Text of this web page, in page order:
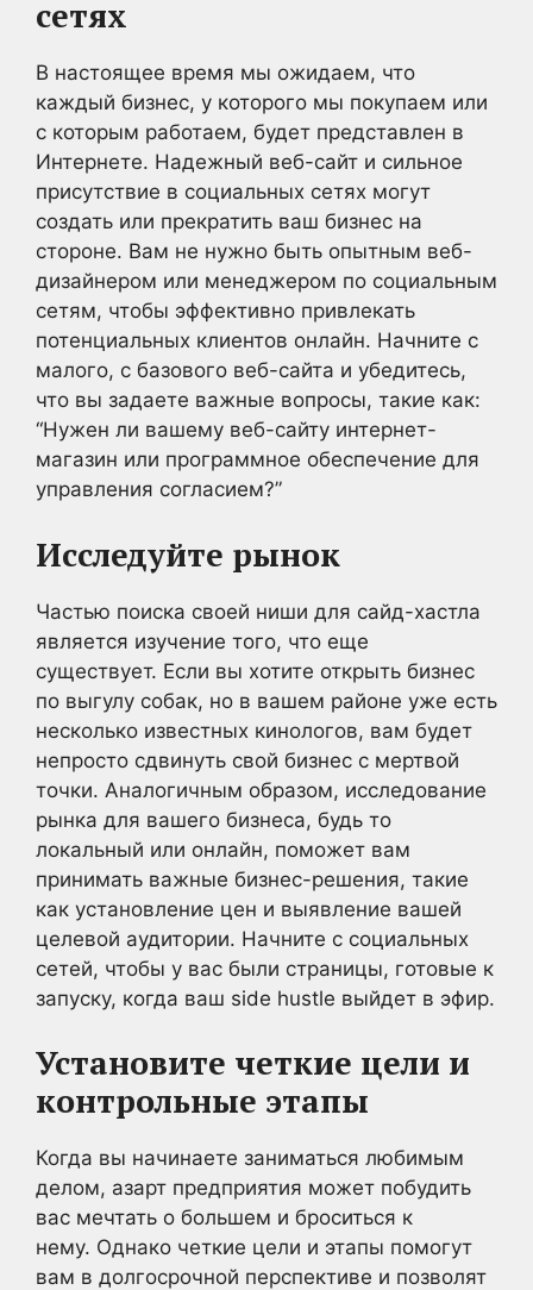
сетях
В настоящее время мы ожидаем, что
каждый бизнес, у которого мы покупаем или
с которым работаем, будет представлен в
Интернете. Надежный веб-сайт и сильное
присутствие в социальных сетях могут
создать или прекратить ваш бизнес на
стороне. Вам не нужно быть опытным веб-
дизайнером или менеджером по социальным
сетям, чтобы эффективно привлекать
потенциальных клиентов онлайн. Начните с
малого, с базового веб-сайта и убедитесь,
что вы задаете важные вопросы, такие как:
“Нужен ли вашему веб-сайту интернет-
магазин или программное обеспечение для
управления согласием?”
Исследуйте рынок
Частью поиска своей ниши для сайд-хастла
является изучение того, что еще
существует. Если вы хотите открыть бизнес
по выгулу собак, но в вашем районе уже есть
несколько известных кинологов, вам будет
непросто сдвинуть свой бизнес с мертвой
точки. Аналогичным образом, исследование
рынка для вашего бизнеса, будь то
локальный или онлайн, поможет вам
принимать важные бизнес-решения, такие
как установление цен и выявление вашей
целевой аудитории. Начните с социальных
сетей, чтобы у вас были страницы, готовые к
запуску, когда ваш side hustle выйдет в эфир.
Установите четкие цели и
контрольные этапы
Когда вы начинаете заниматься любимым
делом, азарт предприятия может побудить
вас мечтать о большем и броситься к
нему. Однако четкие цели и этапы помогут
вам в долгосрочной перспективе и позволят